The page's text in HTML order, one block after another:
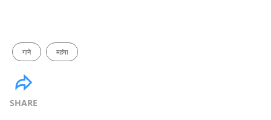
गाने महंगा
SHARE